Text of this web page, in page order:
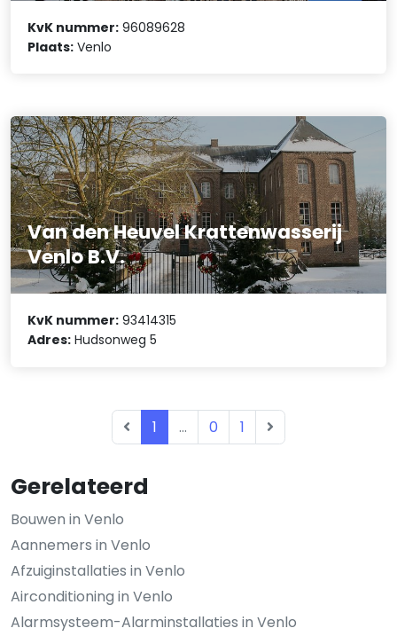
Gerelateerd
Bouwen in Venlo
Aannemers in Venlo
Afzuiginstallaties in Venlo
Airconditioning in Venlo
Alarmsysteem-Alarminstallaties in Venlo
KvK nummer: 96089628
Plaats: Venlo
Van den Heuvel Krattenwasserij
Venlo B.V.
KvK nummer: 93414315
Adres: Hudsonweg 5
1 ... 0 1